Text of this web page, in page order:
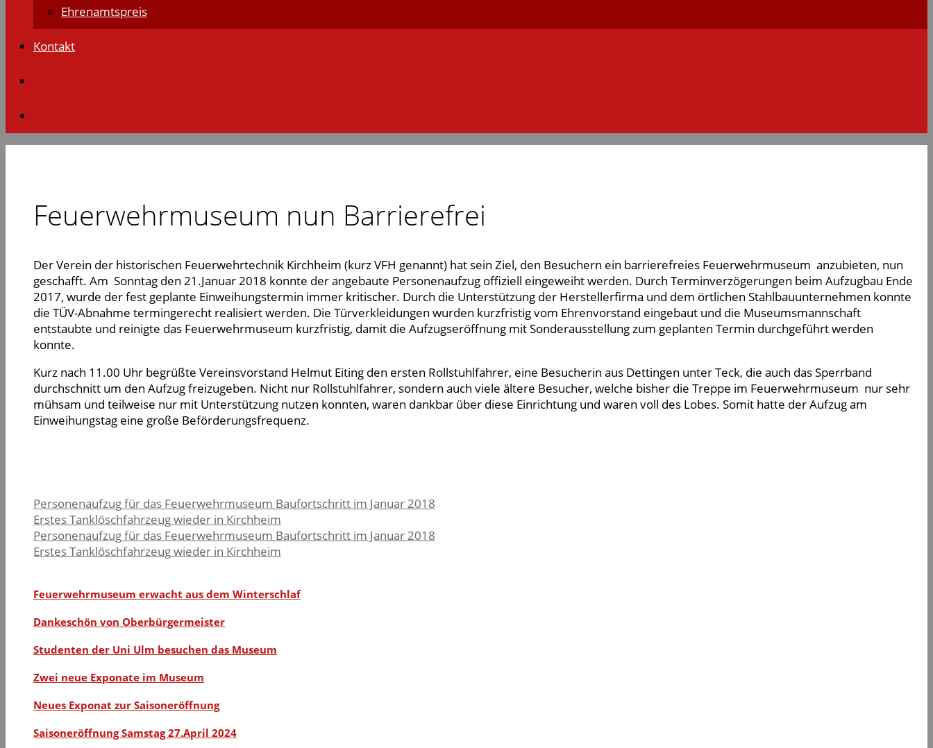
Ehrenamtspreis
Kontakt
Feuerwehrmuseum nun Barrierefrei
Der Verein der historischen Feuerwehrtechnik Kirchheim (kurz VFH genannt) hat sein Ziel, den Besuchern ein barrierefreies Feuerwehrmuseum anzubieten, nun
geschafft. Am Sonntag den 21.Januar 2018 konnte der angebaute Personenaufzug offiziell eingeweiht werden. Durch Terminverzögerungen beim Aufzugbau Ende
2017, wurde der fest geplante Einweihungstermin immer kritischer. Durch die Unterstützung der Herstellerfirma und dem örtlichen Stahlbauunternehmen konnte
die TÜV-Abnahme termingerecht realisiert werden. Die Türverkleidungen wurden kurzfristig vom Ehrenvorstand eingebaut und die Museumsmannschaft
entstaubte und reinigte das Feuerwehrmuseum kurzfristig, damit die Aufzugseröffnung mit Sonderausstellung zum geplanten Termin durchgeführt werden
konnte.
Kurz nach 11.00 Uhr begrüßte Vereinsvorstand Helmut Eiting den ersten Rollstuhlfahrer, eine Besucherin aus Dettingen unter Teck, die auch das Sperrband
durchschnitt um den Aufzug freizugeben. Nicht nur Rollstuhlfahrer, sondern auch viele ältere Besucher, welche bisher die Treppe im Feuerwehrmuseum nur sehr
mühsam und teilweise nur mit Unterstützung nutzen konnten, waren dankbar über diese Einrichtung und waren voll des Lobes. Somit hatte der Aufzug am
Einweihungstag eine große Beförderungsfrequenz.
Personenaufzug für das Feuerwehrmuseum Baufortschritt im Januar 2018
Erstes Tanklöschfahrzeug wieder in Kirchheim
Personenaufzug für das Feuerwehrmuseum Baufortschritt im Januar 2018
Erstes Tanklöschfahrzeug wieder in Kirchheim
Feuerwehrmuseum erwacht aus dem Winterschlaf
Dankeschön von Oberbürgermeister
Studenten der Uni Ulm besuchen das Museum
Zwei neue Exponate im Museum
Neues Exponat zur Saisoneröffnung
Saisoneröffnung Samstag 27.April 2024